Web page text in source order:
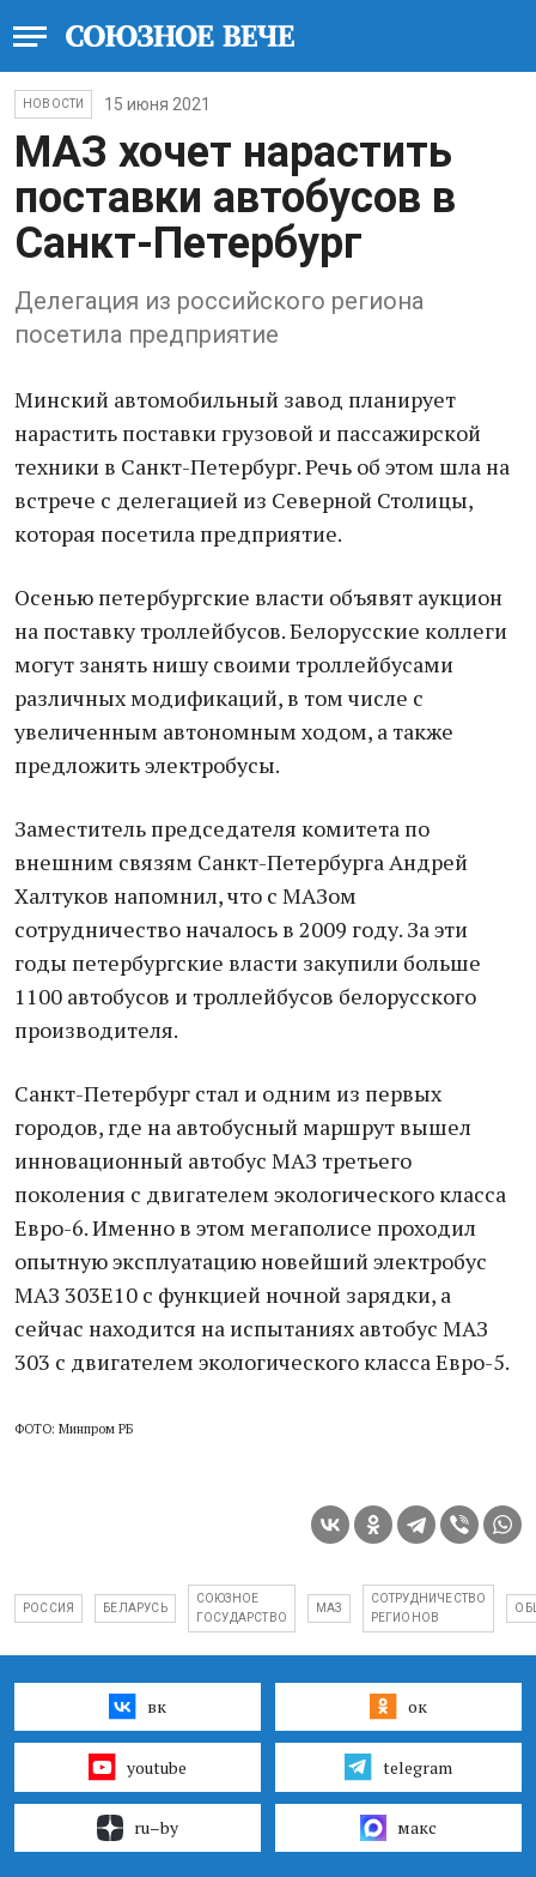
НОВОСТИ 15 июня 2021
МАЗ хочет нарастить
поставки автобусов в
Санкт-Петербург
Делегация из российского региона
посетила предприятие
Минский автомобильный завод планирует
нарастить поставки грузовой и пассажирской
техники в Санкт-Петербург. Речь об этом шла на
встрече с делегацией из Северной Столицы,
которая посетила предприятие.
Осенью петербургские власти объявят аукцион
на поставку троллейбусов. Белорусские коллеги
могут занять нишу своими троллейбусами
различных модификаций, в том числе с
увеличенным автономным ходом, а также
предложить электробусы.
Заместитель председателя комитета по
внешним связям Санкт-Петербурга Андрей
Халтуков напомнил, что с МАЗом
сотрудничество началось в 2009 году. За эти
годы петербургские власти закупили больше
1100 автобусов и троллейбусов белорусского
производителя.
Санкт-Петербург стал и одним из первых
городов, где на автобусный маршрут вышел
инновационный автобус МАЗ третьего
поколения с двигателем экологического класса
Евро-6. Именно в этом мегаполисе проходил
опытную эксплуатацию новейший электробус
МАЗ 303Е10 с функцией ночной зарядки, а
сейчас находится на испытаниях автобус МАЗ
303 с двигателем экологического класса Евро-5.
ФОТО: Минпром РБ
РОССИЯ БЕЛАРУСЬ
СОЮЗНОЕ
ГОСУДАРСТВО
МАЗ
СОТРУДНИЧЕСТВО
РЕГИОНОВ
вк ок
youtube telegram
ru–by макс